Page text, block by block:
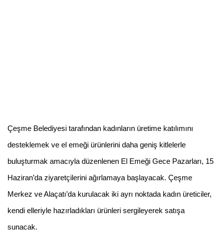
Çeşme Belediyesi tarafından kadınların üretime katılımını
desteklemek ve el emeği ürünlerini daha geniş kitlelerle
buluşturmak amacıyla düzenlenen El Emeği Gece Pazarları, 15
Haziran’da ziyaretçilerini ağırlamaya başlayacak. Çeşme
Merkez ve Alaçatı’da kurulacak iki ayrı noktada kadın üreticiler,
kendi elleriyle hazırladıkları ürünleri sergileyerek satışa
sunacak.